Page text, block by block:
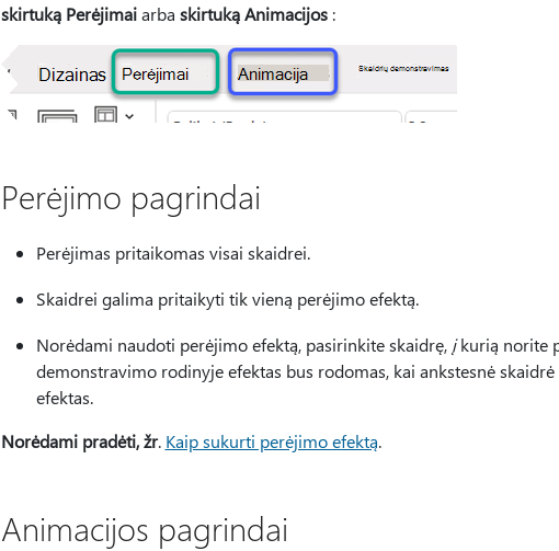
skirtuką Perėjimaiarba skirtuką Animacijos:
Perėjimo pagrindai
Perėjimas pritaikomas visai skaidrei.
Skaidrei galima pritaikyti tik vieną perėjimo efektą.
Norėdami naudoti perėjimo efektą, pasirinkite skaidrę, įkurią norite
demonstravimo rodinyje efektas bus rodomas, kai ankstesnė
efektas.
Norėdami pradėti, žr. Kaip sukurti perėjimo efektą.
Animacijos pagrindai